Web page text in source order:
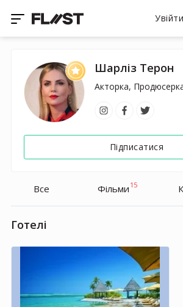
Увійти
Шарліз Терон
Акторка,
Підписатися
Все Фільми 15
Готелі